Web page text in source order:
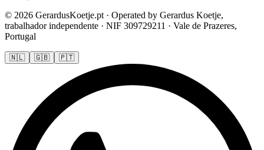
© 2026 GerardusKoetje.pt · Operated by Gerardus Koetje,
trabalhador independente · NIF 309729211 · Vale de Prazeres,
Portugal
🇳🇱 🇬🇧 🇵🇹